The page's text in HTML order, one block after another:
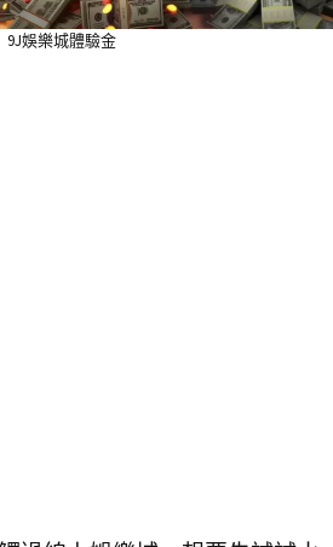
9J娛樂城體驗金